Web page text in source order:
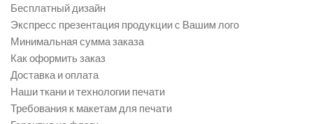
Бесплатный дизайн
Экспресс презентация продукции с Вашим лого
Минимальная сумма заказа
Как оформить заказ
Доставка и оплата
Наши ткани и технологии печати
Требования к макетам для печати